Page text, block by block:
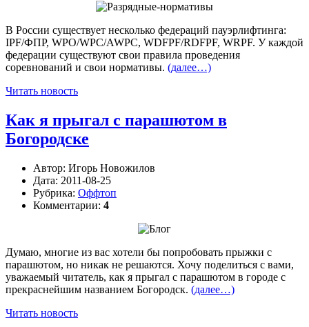
В России существует несколько федераций пауэрлифтинга:
IPF/ФПР, WPO/WPC/AWPC, WDFPF/RDFPF, WRPF. У каждой
федерации существуют свои правила проведения
соревнований и свои нормативы. (далее…)
Читать новость
Как я прыгал с парашютом в
Богородске
Автор: Игорь Новожилов
Дата: 2011-08-25
Рубрика: Оффтоп
Комментарии: 4
Думаю, многие из вас хотели бы попробовать прыжки с
парашютом, но никак не решаются. Хочу поделиться с вами,
уважаемый читатель, как я прыгал с парашютом в городе с
прекраснейшим названием Богородск. (далее…)
Читать новость